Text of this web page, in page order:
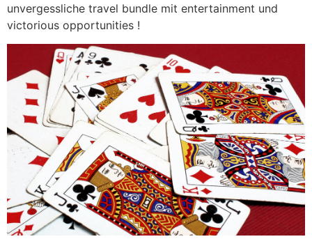
unvergessliche travel bundle mit entertainment und
victorious opportunities !